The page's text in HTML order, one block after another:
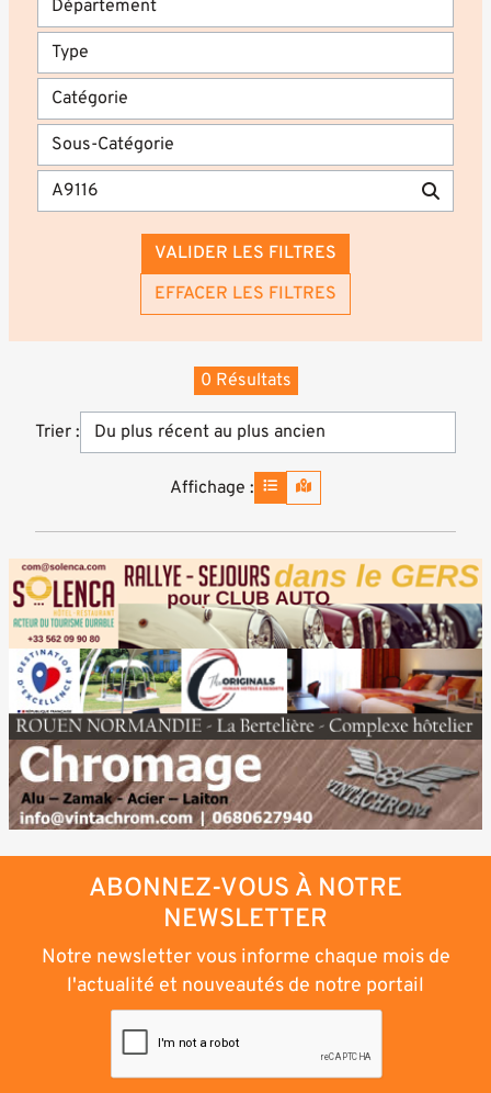
VALIDER LES FILTRES
EFFACER LES FILTRES
Trier :
0 Résultats
Affichage :
ABONNEZ-VOUS À NOTRE
NEWSLETTER
Notre newsletter vous informe chaque mois de
l'actualité et nouveautés de notre portail